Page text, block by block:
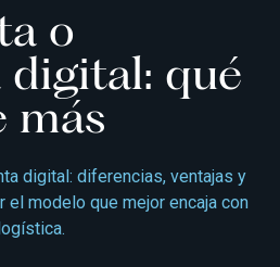
o
digital: qué
más
digital: diferencias, ventajas y
el modelo que mejor encaja con